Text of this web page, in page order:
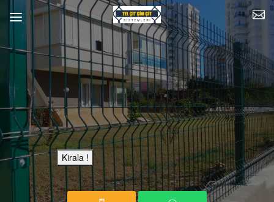
Bu Reklam Sayfası Kiralıktır.
Kirala !